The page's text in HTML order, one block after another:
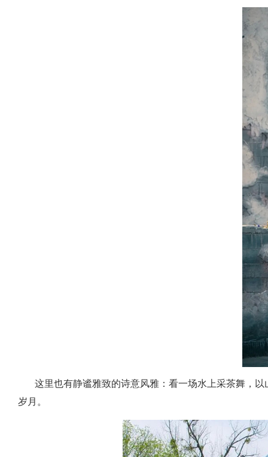
这里也有静谧雅致的诗意风雅：看一场水上采茶舞，以
岁月。